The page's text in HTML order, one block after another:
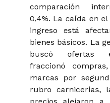
comparación
0,4%. La caída en
ingreso está
bienes básicos. La
buscó ofertas
fraccionó
marcas por
rubro carnicerías,
precios alejaron a